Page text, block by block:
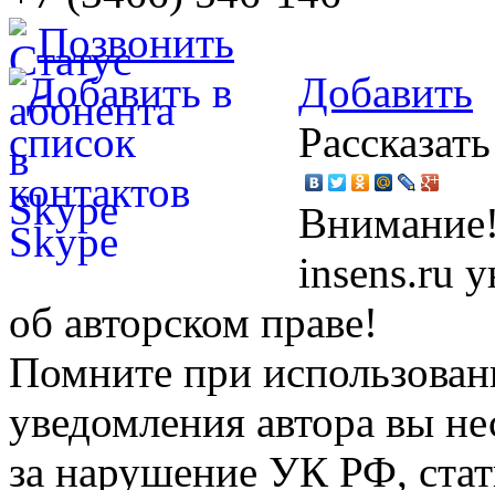
Позвонить
Добавить
insens.ru
об авторском праве!
Помните при
уведомления автора вы
за нарушение УК РФ,